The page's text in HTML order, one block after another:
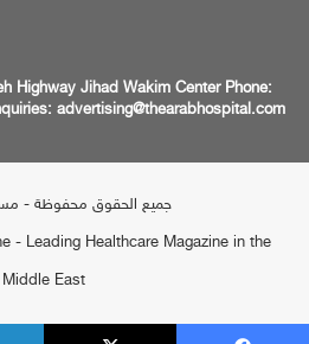
Highway Jihad Wakim Center Phone:
advertising@thearabhospital.com
جميع الحقوق محفوظة -
- Leading Healthcare Magazine in the
Middle East